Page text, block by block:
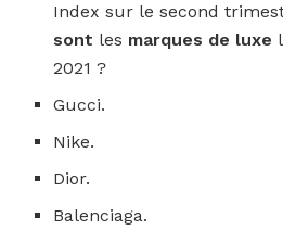
Index sur le second
sont les marques de luxe
2021 ?
Gucci.
Nike.
Dior.
Balenciaga.